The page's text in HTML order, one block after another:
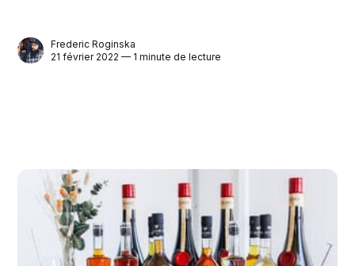
Frederic Roginska
21 février 2022 — 1 minute de lecture